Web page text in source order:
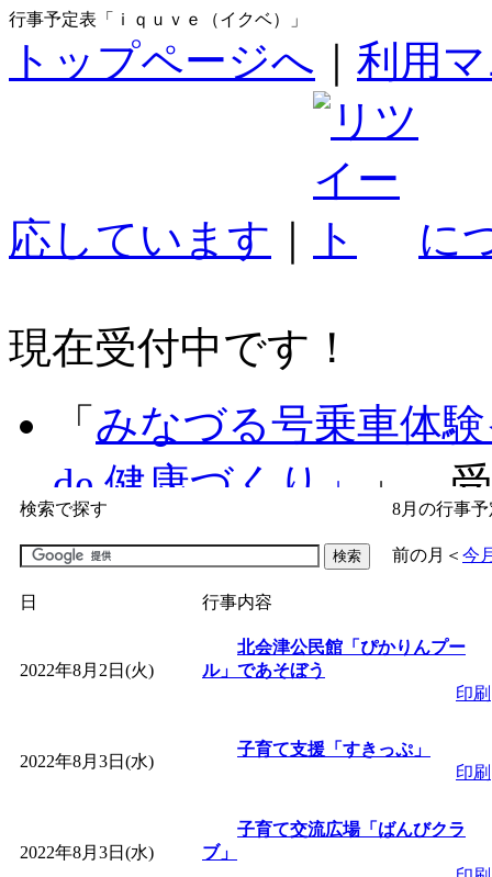
行事予定表「ｉｑｕｖｅ（イクベ）」
トップページへ 利用
応しています に
現在受付中です！
「 みなづる号乗車体
de 健康づくり」
」 受
「子育て交流広場「
間：2026/07/09～
「皆鶴姫のこびる塾
「子育て講座「ばん
2026/07/10～2026/08/
検索で探す 8月の行事予
前の月 ＜ 今
日 行事内容
2022年8月2日(火)
北会津公民館「ぴかりんプー
ル」であそぼう
印刷
2022年8月3日(水)
子育て支援「すきっぷ」
印刷
2022年8月3日(水)
子育て交流広場「ばんびクラ
ブ」